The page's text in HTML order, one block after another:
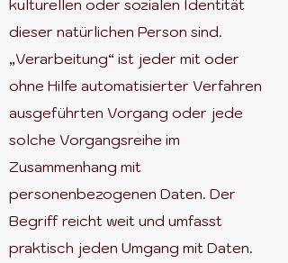
kulturellen oder sozialen Identität
dieser natürlichen Person sind.
„Verarbeitung“ ist jeder mit oder
ohne Hilfe automatisierter Verfahren
ausgeführten Vorgang oder jede
solche Vorgangsreihe im
Zusammenhang mit
personenbezogenen Daten. Der
Begriff reicht weit und umfasst
praktisch jeden Umgang mit Daten.